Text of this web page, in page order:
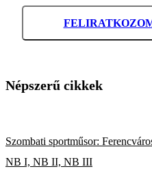
Népszerű cikkek
Szombati sportműsor:
NB I, NB II, NB III